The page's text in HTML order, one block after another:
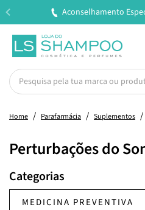
Entregas
Home Parafarmácia Suplementos
Perturbações do
Categorias
MEDICINA PREVENTIVA